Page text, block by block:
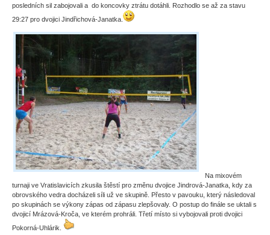
posledních sil zabojovali a do koncovky ztrátu dotáhli. Rozhodlo se až za stavu
29:27 pro dvojici Jindřichová-Janatka.
Na mixovém
turnaji ve Vratislavicích zkusila štěstí pro změnu dvojice Jindrová-Janatka, kdy za
obrovského vedra docházeli síli už ve skupině. Přesto v pavouku, který následoval
po skupinách se výkony zápas od zápasu zlepšovaly. O postup do finále se uktali s
dvojicí Mrázová-Kroča, ve kterém prohráli. Třetí místo si vybojovali proti dvojici
Pokorná-Uhlárik.